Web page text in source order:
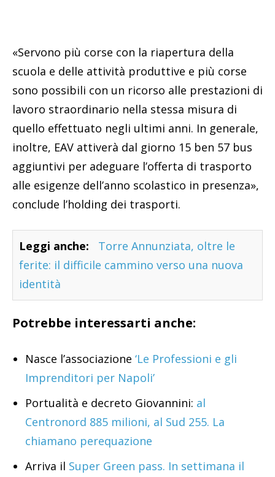
«Servono più corse con la riapertura della
scuola e delle attività produttive e più corse
sono possibili con un ricorso alle prestazioni di
lavoro straordinario nella stessa misura di
quello effettuato negli ultimi anni. In generale,
inoltre, EAV attiverà dal giorno 15 ben 57 bus
aggiuntivi per adeguare l’offerta di trasporto
alle esigenze dell’anno scolastico in presenza»,
conclude l’holding dei trasporti.
Leggi anche:
Torre Annunziata, oltre le
ferite: il difficile cammino verso una nuova
identità
Potrebbe interessarti anche:
Nasce l’associazione ‘Le Professioni e gli
Imprenditori per Napoli’
Portualità e decreto Giovannini: al
Centronord 885 milioni, al Sud 255. La
chiamano perequazione
Arriva il Super Green pass. In settimana il